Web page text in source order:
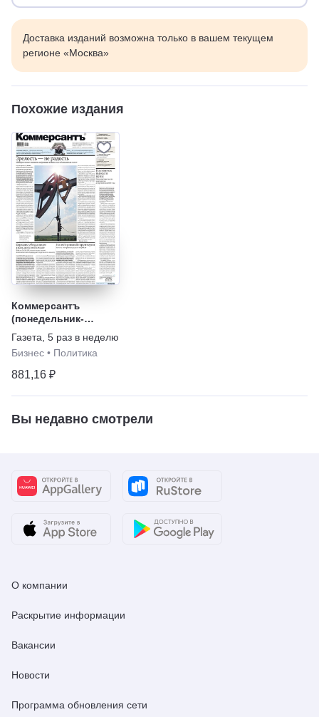
Доставка изданий возможна только в вашем текущем
регионе «Москва»
Похожие издания
Коммерсантъ
(понедельник-
пятница)
Газета 5 раз в неделю
Бизнес • Политика
881,16 ₽
Вы недавно смотрели
О компании
Раскрытие информации
Вакансии
Новости
Программа обновления сети